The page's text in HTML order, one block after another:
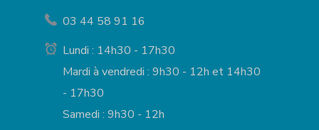
03 44 58 91 16
Lundi : 14h30 - 17h30
Mardi à vendredi : 9h30 - 12h et 14h30
- 17h30
Samedi : 9h30 - 12h